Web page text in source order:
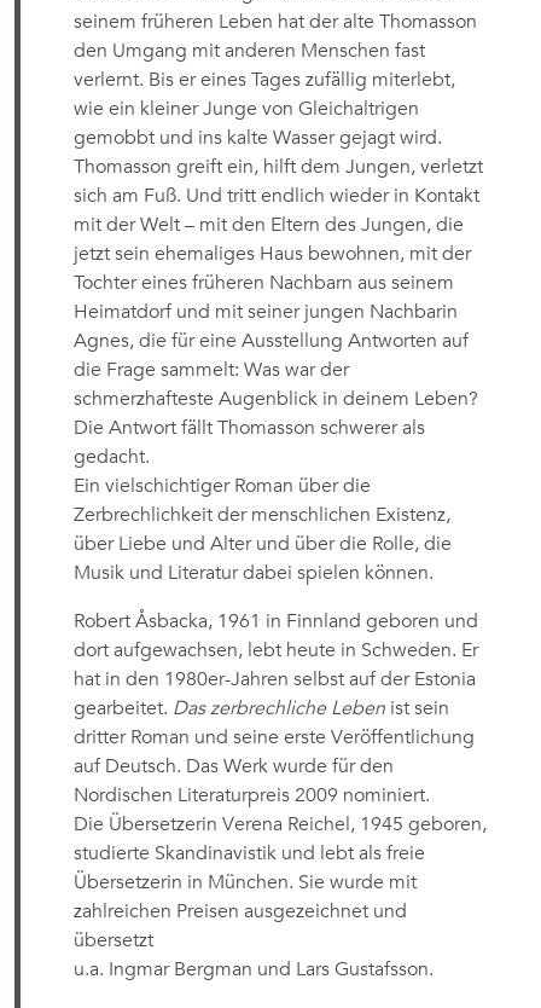
seinem früheren Leben hat der alte Thomasson
den Umgang mit anderen Menschen fast
verlernt. Bis er eines Tages zufällig miterlebt,
wie ein kleiner Junge von Gleichaltrigen
gemobbt und ins kalte Wasser gejagt wird.
Thomasson greift ein, hilft dem Jungen, verletzt
sich am Fuß. Und tritt endlich wieder in Kontakt
mit der Welt – mit den Eltern des Jungen, die
jetzt sein ehemaliges Haus bewohnen, mit der
Tochter eines früheren Nachbarn aus seinem
Heimatdorf und mit seiner jungen Nachbarin
Agnes, die für eine Ausstellung Antworten auf
die Frage sammelt: Was war der
schmerzhafteste Augenblick in deinem Leben?
Die Antwort fällt Thomasson schwerer als
gedacht.
Ein vielschichtiger Roman über die
Zerbrechlichkeit der menschlichen Existenz,
über Liebe und Alter und über die Rolle, die
Musik und Literatur dabei spielen können.
Robert Åsbacka, 1961 in Finnland geboren und
dort aufgewachsen, lebt heute in Schweden. Er
hat in den 1980er-Jahren selbst auf der Estonia
gearbeitet. Das zerbrechliche Leben ist sein
dritter Roman und seine erste Veröffentlichung
auf Deutsch. Das Werk wurde für den
Nordischen Literaturpreis 2009 nominiert.
Die Übersetzerin Verena Reichel, 1945 geboren,
studierte Skandinavistik und lebt als freie
Übersetzerin in München. Sie wurde mit
zahlreichen Preisen ausgezeichnet und
übersetzt
u.a. Ingmar Bergman und Lars Gustafsson.